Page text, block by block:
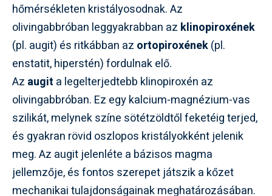
hőmérsékleten kristályosodnak. Az
olivingabbróban leggyakrabban az klinopiroxének
(pl. augit) és ritkábban az ortopiroxének(pl.
enstatit, hiperstén) fordulnak elő.
Az augit a legelterjedtebb klinopiroxén az
olivingabbróban. Ez egy kalcium-magnézium-vas
szilikát, melynek színe sötétzöldtől feketéig terjed,
és gyakran rövid oszlopos kristályokként jelenik
meg. Az augit jelenléte a bázisos magma
jellemzője, és fontos szerepet játszik a kőzet
mechanikai tulajdonságainak meghatározásában.